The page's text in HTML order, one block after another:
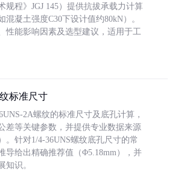
规程》JGJ 145）提供抗拔承载力计算
混凝土强度C30下设计值约80kN）。
性能影响因素及选型建议，适用于工
标准尺寸
2A螺纹的标准尺寸及底孔计算，
差等关键参数，并提供专业数据来源
。针对1/4-36UNS螺纹底孔尺寸的常
导给出精确推荐值（Φ5.18mm），并
知识。